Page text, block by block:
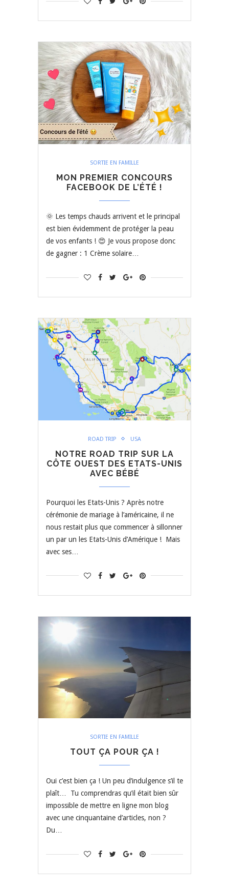
SORTIE EN FAMILLE
MON PREMIER CONCOURS
FACEBOOK DE L’ÉTÉ !
🌞 Les temps chauds arrivent et le principal
est bien évidemment de protéger la peau
de vos enfants ! 😍 Je vous propose donc
de gagner : 1 Crème solaire…
ROAD TRIP USA
NOTRE ROAD TRIP SUR LA
CÔTE OUEST DES ETATS-UNIS
AVEC BÉBÉ
Pourquoi les Etats-Unis ? Après notre
cérémonie de mariage à l’américaine, il ne
nous restait plus que commencer à sillonner
un par un les Etats-Unis d’Amérique ! Mais
avec ses…
SORTIE EN FAMILLE
TOUT ÇA POUR ÇA !
Oui c’est bien ça ! Un peu d’indulgence s’il te
plaît… Tu comprendras qu’il était bien sûr
impossible de mettre en ligne mon blog
avec une cinquantaine d’articles, non ?
Du…